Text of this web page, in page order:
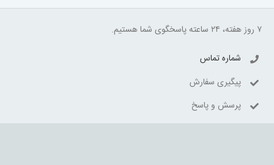
۷ روز هفته، ۲۴ ساعته پاسخگوی شما هستیم.
شماره تماس
پیگیری سفارش
پرسش و پاسخ